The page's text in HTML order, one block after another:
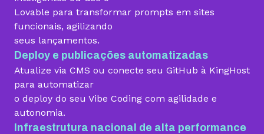
Domínio grátis
Migração grátis
Vibe Coding
Lovable para transformar prompts em sites
funcionais, agilizando
seus lançamentos.
Deploy e publicações automatizadas
Atualize via CMS ou conecte seu GitHub à KingHost
para automatizar
o deploy do seu Vibe Coding com agilidade e
autonomia.
Infraestrutura nacional de alta performance